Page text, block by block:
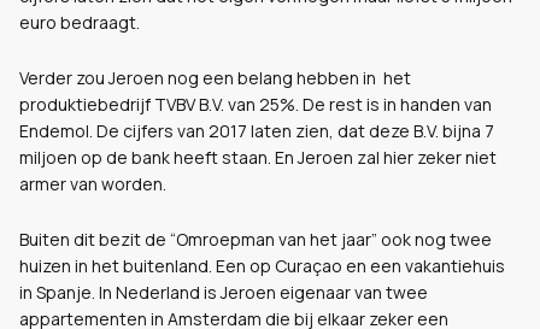
euro bedraagt.
Verder zou Jeroen nog een belang hebben in het
produktiebedrijf TVBV B.V. van 25%. De rest is in handen van
Endemol. De cijfers van 2017 laten zien, dat deze B.V. bijna 7
miljoen op de bank heeft staan. En Jeroen zal hier zeker niet
armer van worden.
Buiten dit bezit de “Omroepman van het jaar” ook nog twee
huizen in het buitenland. Een op Curaçao en een vakantiehuis
in Spanje. In Nederland is Jeroen eigenaar van twee
appartementen in Amsterdam die bij elkaar zeker een